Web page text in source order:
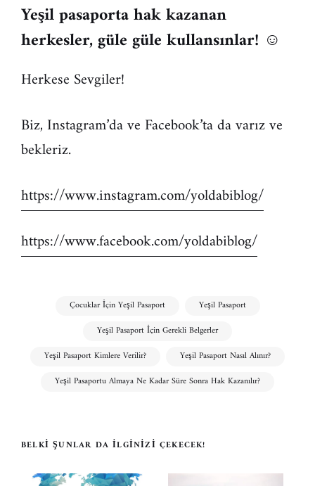
Yeşil pasaporta hak kazanan
herkesler, güle güle kullansınlar! ☺
Herkese Sevgiler!
Biz, Instagram’da ve Facebook’ta da varız ve
bekleriz.
https://www.instagram.com/yoldabiblog/
https://www.facebook.com/yoldabiblog/
Çocuklar İçin Yeşil Pasaport
Yeşil Pasaport
Yeşil Pasaport İçin Gerekli Belgerler
Yeşil Pasaport Kimlere Verilir?
Yeşil Pasaport Nasıl Alınır?
Yeşil Pasaportu Almaya Ne Kadar Süre Sonra Hak Kazanılır?
BELKI ŞUNLAR DA İLGINIZI ÇEKECEK!